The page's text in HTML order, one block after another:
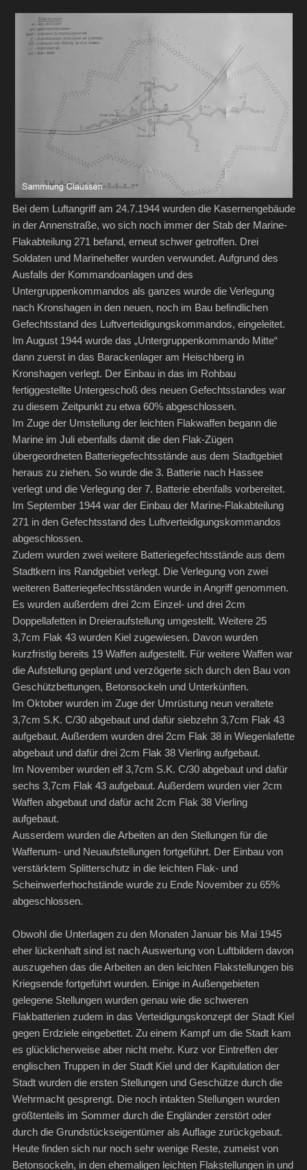
Bei dem Luftangriff am 24.7.1944 wurden die Kasernengebäude
in der Annenstraße, wo sich noch immer der Stab der Marine-
Flakabteilung 271 befand, erneut schwer getroffen. Drei
Soldaten und Marinehelfer wurden verwundet. Aufgrund des
Ausfalls der Kommandoanlagen und des
Untergruppenkommandos als ganzes wurde die Verlegung
nach Kronshagen in den neuen, noch im Bau befindlichen
Gefechtsstand des Luftverteidigungskommandos, eingeleitet.
Im August 1944 wurde das „Untergruppenkommando Mitte“
dann zuerst in das Barackenlager am Heischberg in
Kronshagen verlegt. Der Einbau in das im Rohbau
fertiggestellte Untergeschoß des neuen Gefechtsstandes war
zu diesem Zeitpunkt zu etwa 60% abgeschlossen.
Im Zuge der Umstellung der leichten Flakwaffen begann die
Marine im Juli ebenfalls damit die den Flak-Zügen
übergeordneten Batteriegefechtsstände aus dem Stadtgebiet
heraus zu ziehen. So wurde die 3. Batterie nach Hassee
verlegt und die Verlegung der 7. Batterie ebenfalls vorbereitet.
Im September 1944 war der Einbau der Marine-Flakabteilung
271 in den Gefechtsstand des Luftverteidigungskommandos
abgeschlossen.
Zudem wurden zwei weitere Batteriegefechtsstände aus dem
Stadtkern ins Randgebiet verlegt. Die Verlegung von zwei
weiteren Batteriegefechtsständen wurde in Angriff genommen.
Es wurden außerdem drei 2cm Einzel- und drei 2cm
Doppellafetten in Dreieraufstellung umgestellt. Weitere 25
3,7cm Flak 43 wurden Kiel zugewiesen. Davon wurden
kurzfristig bereits 19 Waffen aufgestellt. Für weitere Waffen war
die Aufstellung geplant und verzögerte sich durch den Bau von
Geschützbettungen, Betonsockeln und Unterkünften.
Im Oktober wurden im Zuge der Umrüstung neun veraltete
3,7cm S.K. C/30 abgebaut und dafür siebzehn 3,7cm Flak 43
aufgebaut. Außerdem wurden drei 2cm Flak 38 in Wiegenlafette
abgebaut und dafür drei 2cm Flak 38 Vierling aufgebaut.
Im November wurden elf 3,7cm S.K. C/30 abgebaut und dafür
sechs 3,7cm Flak 43 aufgebaut. Außerdem wurden vier 2cm
Waffen abgebaut und dafür acht 2cm Flak 38 Vierling
aufgebaut.
Ausserdem wurden die Arbeiten an den Stellungen für die
Waffenum- und Neuaufstellungen fortgeführt. Der Einbau von
verstärktem Splitterschutz in die leichten Flak- und
Scheinwerferhochstände wurde zu Ende November zu 65%
abgeschlossen.
Obwohl die Unterlagen zu den Monaten Januar bis Mai 1945
eher lückenhaft sind ist nach Auswertung von Luftbildern davon
auszugehen das die Arbeiten an den leichten Flakstellungen bis
Kriegsende fortgeführt wurden. Einige in Außengebieten
gelegene Stellungen wurden genau wie die schweren
Flakbatterien zudem in das Verteidigungskonzept der Stadt Kiel
gegen Erdziele eingebettet. Zu einem Kampf um die Stadt kam
es glücklicherweise aber nicht mehr. Kurz vor Eintreffen der
englischen Truppen in der Stadt Kiel und der Kapitulation der
Stadt wurden die ersten Stellungen und Geschütze durch die
Wehrmacht gesprengt. Die noch intakten Stellungen wurden
größtenteils im Sommer durch die Engländer zerstört oder
durch die Grundstückseigentümer als Auflage zurückgebaut.
Heute finden sich nur noch sehr wenige Reste, zumeist von
Betonsockeln, in den ehemaligen leichten Flakstellungen in und